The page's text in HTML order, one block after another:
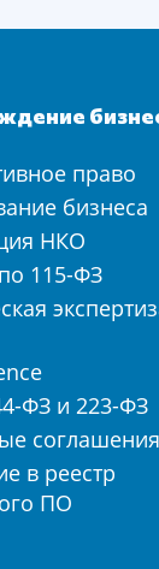
право
бизнеса
НКО
115-ФЗ
ФЗ и 223-ФЗ
соглашения
в реестр
ПО